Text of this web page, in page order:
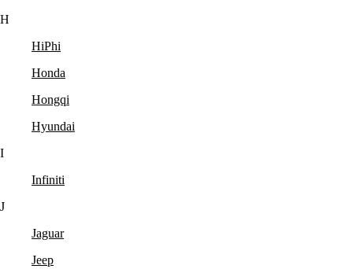
H
HiPhi
Honda
Hongqi
Hyundai
I
Infiniti
J
Jaguar
Jeep